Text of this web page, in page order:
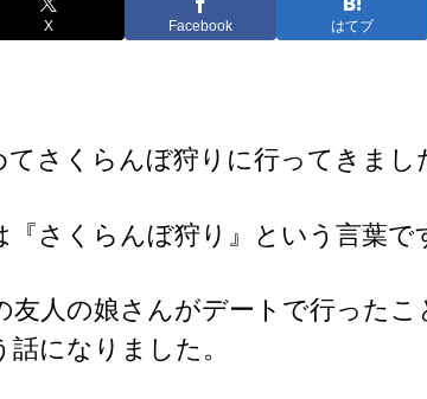
X Facebook はてブ
てさくらんぼ狩りに行ってきまし
『さくらんぼ狩り』という言葉で
友人の娘さんがデートで行った
話になりました。